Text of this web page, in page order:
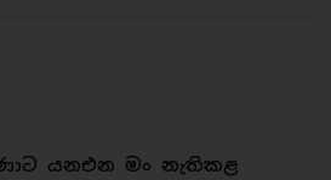
යනඑන මං නැතිකළ